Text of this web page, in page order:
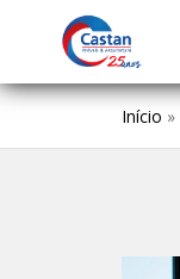
Início »